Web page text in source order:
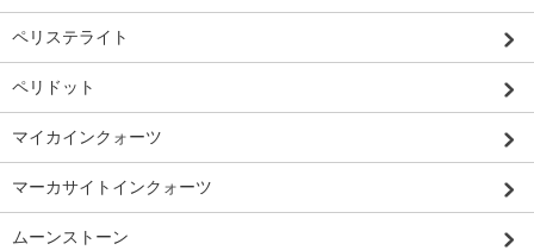
ペリステライト
ペリドット
マイカインクォーツ
マーカサイトインクォーツ
ムーンストーン